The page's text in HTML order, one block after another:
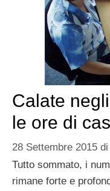
Calate
le ore di
28 Settembre 2015 di
Tutto sommato, i
rimane forte e